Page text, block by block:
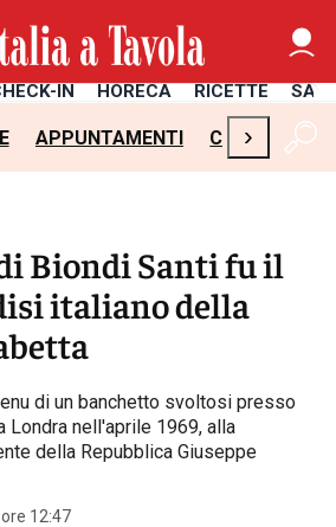
IN HORECA RICETTE
APPUNTAMENTI CHECK-IN
›
Biondi Santi fu il
italiano della
di un banchetto svoltosi presso
Londra nell'aprile 1969, alla
della Repubblica Giuseppe
12:47